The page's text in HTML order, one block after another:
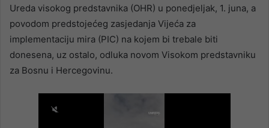
Ureda visokog predstavnika (OHR) u ponedjeljak, 1. juna, a
povodom predstojećeg zasjedanja Vijeća za
implementaciju mira (PIC) na kojem bi trebale biti
donesena, uz ostalo, odluka novom Visokom predstavniku
za Bosnu i Hercegovinu.